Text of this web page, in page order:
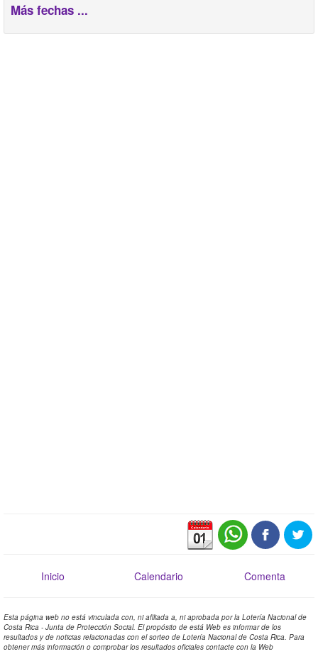
Más fechas ...
Inicio Calendario Comenta
Esta página web no está vinculada con, ni afiliada a, ni aprobada por la Lotería Nacional de
Costa Rica - Junta de Protección Social. El propósito de está Web es informar de los
resultados y de noticias relacionadas con el sorteo de Lotería Nacional de Costa Rica. Para
obtener más información o comprobar los resultados oficiales contacte con la Web